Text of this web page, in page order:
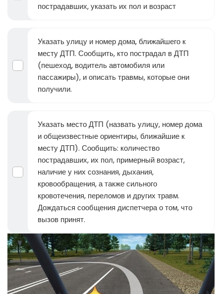
пострадавших, указать их пол и возраст
Указать улицу и номер дома, ближайшего к
месту ДТП. Сообщить, кто пострадал в ДТП
(пешеход, водитель автомобиля или
пассажиры), и описать травмы, которые они
получили.
Указать место ДТП (назвать улицу, номер дома
и общеизвестные ориентиры, ближайшие к
месту ДТП). Сообщить: количество
пострадавших, их пол, примерный возраст,
наличие у них сознания, дыхания,
кровообращения, а также сильного
кровотечения, переломов и других травм.
Дождаться сообщения диспетчера о том, что
вызов принят.